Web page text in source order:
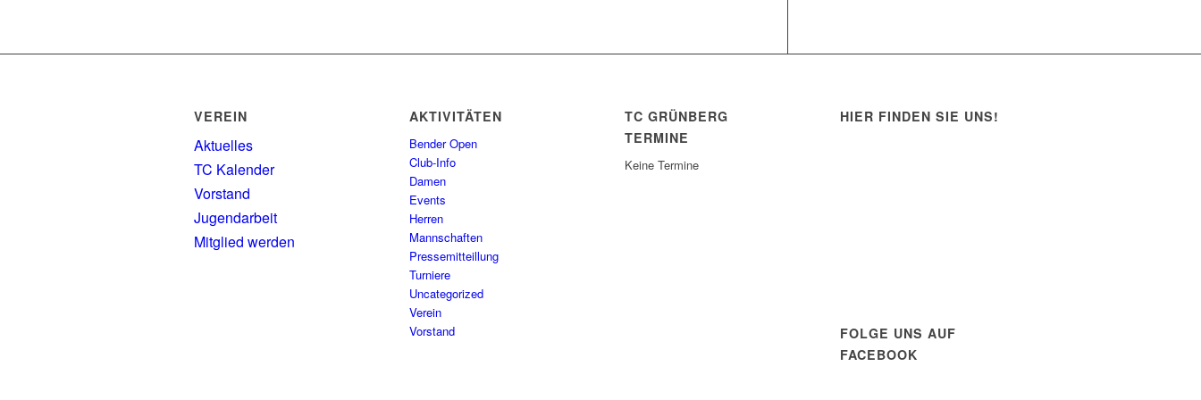
VEREIN
Aktuelles
TC Kalender
Vorstand
Jugendarbeit
Mitglied werden
AKTIVITÄTEN
Bender Open
Club-Info
Damen
Events
Herren
Mannschaften
Pressemitteillung
Turniere
Uncategorized
Verein
Vorstand
TC GRÜNBERG
TERMINE
Keine Termine
HIER FINDEN SIE UNS!
FOLGE UNS AUF
FACEBOOK